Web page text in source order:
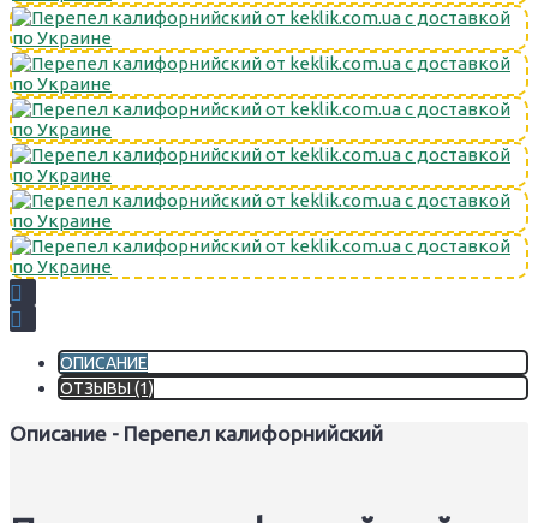
ОПИСАНИЕ
ОТЗЫВЫ (1)
Описание - Перепел калифорнийский